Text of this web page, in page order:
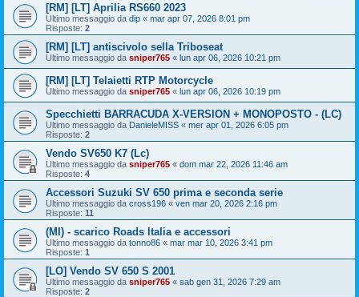
[RM] [LT] Aprilia RS660 2023
Ultimo messaggio da dip « mar apr 07, 2026 8:01 pm
Risposte: 2
[RM] [LT] antiscivolo sella Triboseat
Ultimo messaggio da sniper765 « lun apr 06, 2026 10:21 pm
[RM] [LT] Telaietti RTP Motorcycle
Ultimo messaggio da sniper765 « lun apr 06, 2026 10:19 pm
Specchietti BARRACUDA X-VERSION + MONOPOSTO - (LC)
Ultimo messaggio da DanieleMISS « mer apr 01, 2026 6:05 pm
Risposte: 2
Vendo SV650 K7 (Lc)
Ultimo messaggio da sniper765 « dom mar 22, 2026 11:46 am
Risposte: 4
Accessori Suzuki SV 650 prima e seconda serie
Ultimo messaggio da cross196 « ven mar 20, 2026 2:16 pm
Risposte: 11
(MI) - scarico Roads Italia e accessori
Ultimo messaggio da tonno86 « mar mar 10, 2026 3:41 pm
Risposte: 1
[LO] Vendo SV 650 S 2001
Ultimo messaggio da sniper765 « sab gen 31, 2026 7:29 am
Risposte: 2